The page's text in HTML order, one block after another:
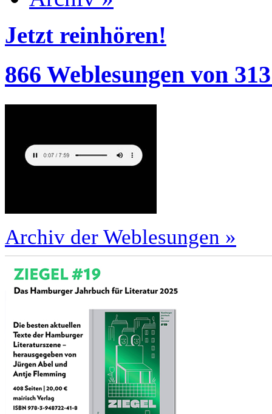
Jetzt reinhören!
866 Weblesungen von
Archiv der Weblesungen »